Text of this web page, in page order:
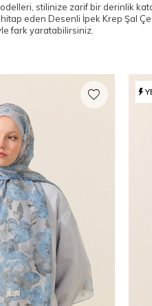
stilinize zarif bir derinlik
eden Desenli İpek Krep Şal
fark yaratabilirsiniz.